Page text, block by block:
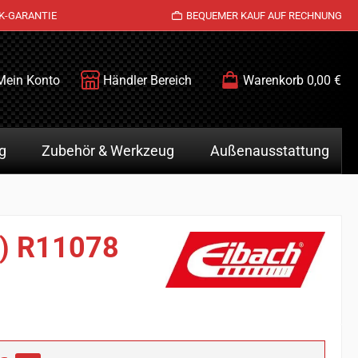
GARANTIE BEQUEMER KAUF AUF RECHNUNG
Konto Händler Bereich Warenkorb 0,00 €
Zubehör & Werkzeug Außenausstattung
R11078